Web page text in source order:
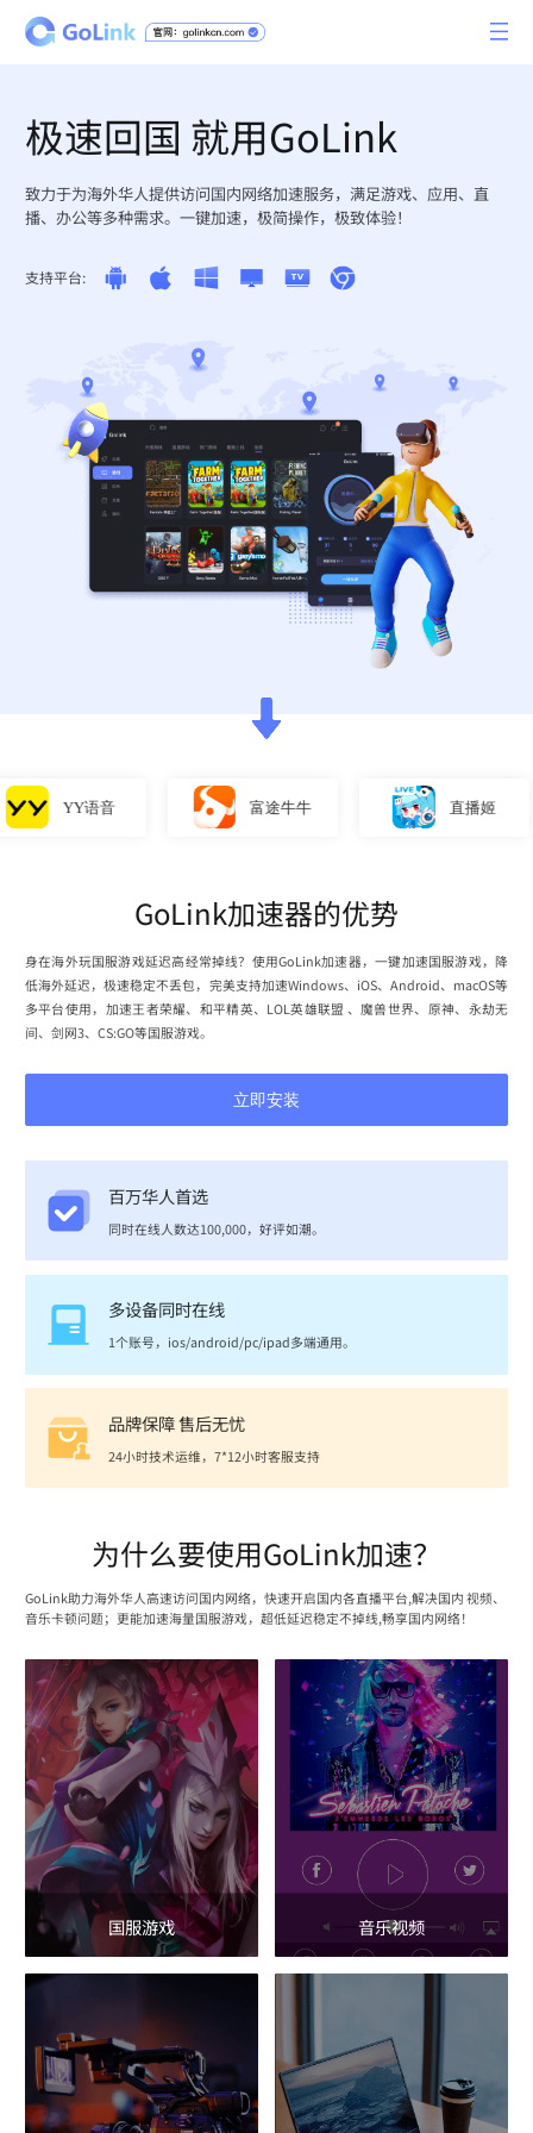
极速回国 就用GoLink
致力于为海外华人提供访问国内网络加速服务，满足游戏、应用、直
播、办公等多种需求。一键加速，极简操作，极致体验！
支持平台:
YY语音 富途牛牛 直播姬
GoLink加速器的优势
身在海外玩国服游戏延迟高经常掉线？使用GoLink加速器，一键加速国服游戏，降
低海外延迟，极速稳定不丢包，完美支持加速Windows、iOS、Android、macOS等
多平台使用，加速王者荣耀、和平精英、LOL英雄联盟 、魔兽世界、原神、永劫无
间、剑网3、CS:GO等国服游戏。
立即安装
百万华人首选
同时在线人数达100,000，好评如潮。
多设备同时在线
1个账号，ios/android/pc/ipad多端通用。
品牌保障 售后无忧
24小时技术运维，7*12小时客服支持
为什么要使用GoLink加速？
GoLink助力海外华人高速访问国内网络，快速开启国内各直播平台,解决国内 视频、
音乐卡顿问题；更能加速海量国服游戏，超低延迟稳定不掉线,畅享国内网络！
国服游戏 音乐视频